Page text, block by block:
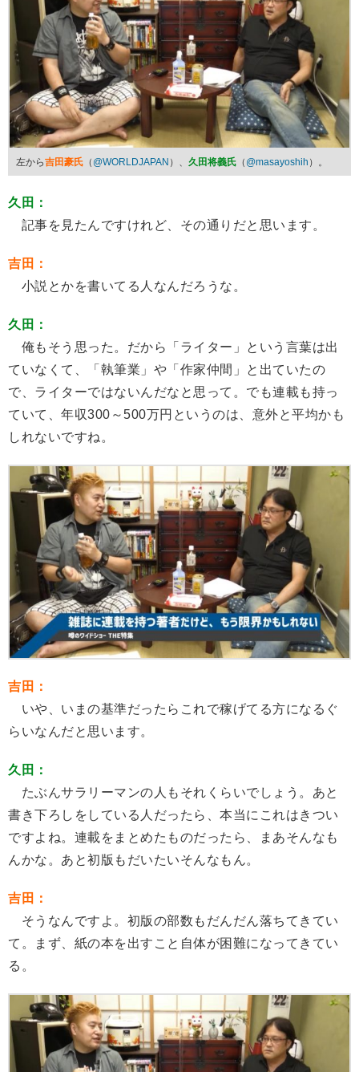
左から吉田豪氏 （ @WORLDJAPAN ）、 久田将義氏 （ @masayoshih ）。
久田：
記事を見たんですけれど、その通りだと思います。
吉田：
小説とかを書いてる人なんだろうな。
久田：
俺もそう思った。だから「ライター」という言葉は出
ていなくて、「執筆業」や「作家仲間」と出ていたの
で、ライターではないんだなと思って。でも連載も持っ
ていて、年収300～500万円というのは、意外と平均かも
しれないですね。
吉田：
いや、いまの基準だったらこれで稼げてる方になるぐ
らいなんだと思います。
久田：
たぶんサラリーマンの人もそれくらいでしょう。あと
書き下ろしをしている人だったら、本当にこれはきつい
ですよね。連載をまとめたものだったら、まあそんなも
んかな。あと初版もだいたいそんなもん。
吉田：
そうなんですよ。初版の部数もだんだん落ちてきてい
て。まず、紙の本を出すこと自体が困難になってきてい
る。